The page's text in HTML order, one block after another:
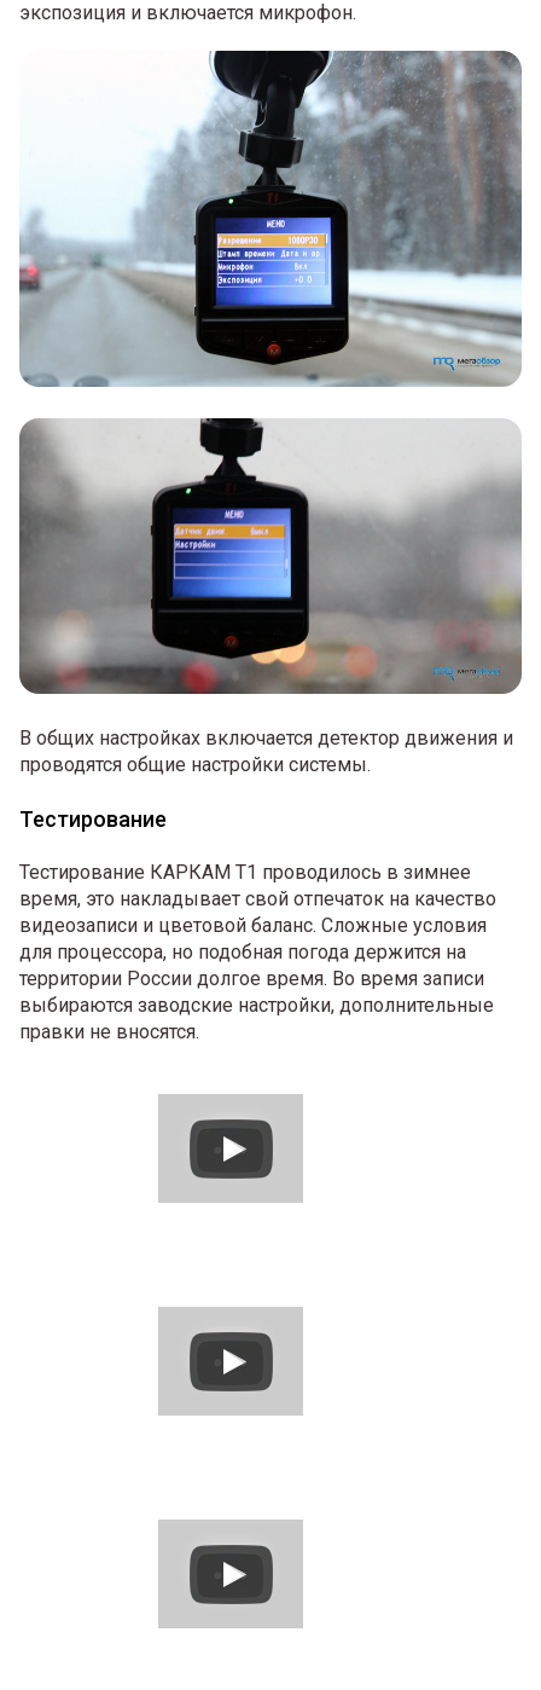
экспозиция и включается микрофон.
В общих настройках включается детектор движения и
проводятся общие настройки системы.
Тестирование
Тестирование КАРКАМ Т1 проводилось в зимнее
время, это накладывает свой отпечаток на качество
видеозаписи и цветовой баланс. Сложные условия
для процессора, но подобная погода держится на
территории России долгое время. Во время записи
выбираются заводские настройки, дополнительные
правки не вносятся.